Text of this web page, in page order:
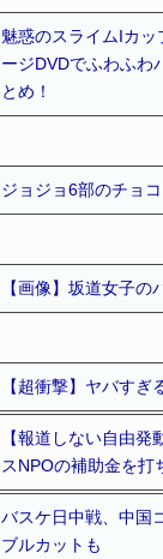
魅惑のスライムIカ
ージDVDでふわふわ
とめ！
ジョジョ6部のチョ
【画像】坂道女子
【超衝撃】ヤバす
【報道しない自由
スNPOの補助金を打
バスケ日中戦、中国
ブルカットも